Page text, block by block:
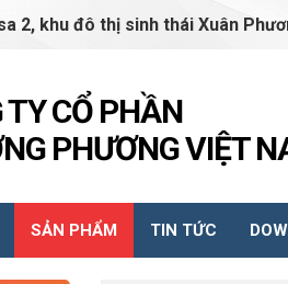
2, khu đô thị sinh thái Xuân
TY CỔ PHẦN
PHƯƠNG VIỆT
SẢN PHẨM TIN TỨC